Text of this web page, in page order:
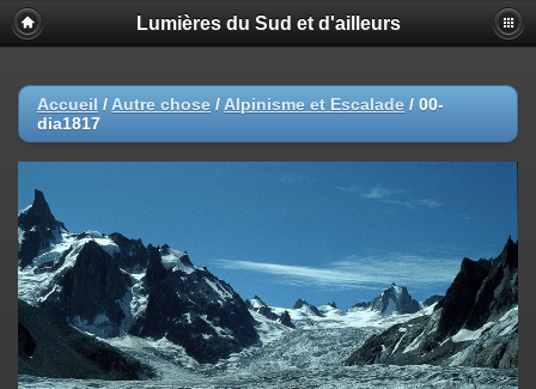
Lumières du Sud et d'ailleurs
Accueil / Autre chose / Alpinisme et Escalade / 00-
dia1817